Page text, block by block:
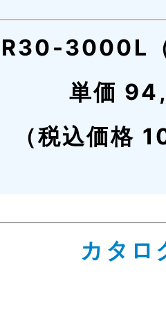
3000L
単価
（税込価格
カタロ